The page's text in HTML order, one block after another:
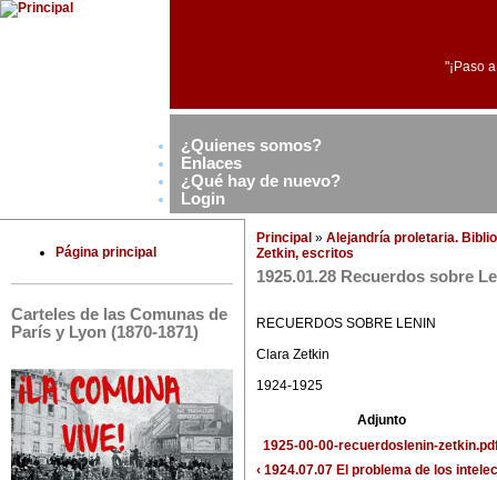
"¡Paso
¿Quienes somos?
Enlaces
¿Qué hay de nuevo?
Login
Página principal
Carteles de las Comunas de
París y Lyon (1870-1871)
Principal » Alejandría proletaria.
Zetkin, escritos
1925.01.28 Recuerdos sobre
RECUERDOS SOBRE LENIN
Clara Zetkin
1924-1925
Adjunto
1925-00-00-recuerdoslenin-
‹ 1924.07.07 El problema de los